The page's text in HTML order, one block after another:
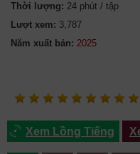
Thời lượng: 24 phút / tập
Lượt xem: 3,787
Năm xuất bản:
Xem Lồng Tiếng